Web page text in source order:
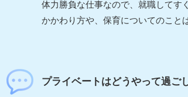
体力勝負な仕事なので、就職してす
かかわり方や、保育についてのこと
プライベートはどうやって過ご